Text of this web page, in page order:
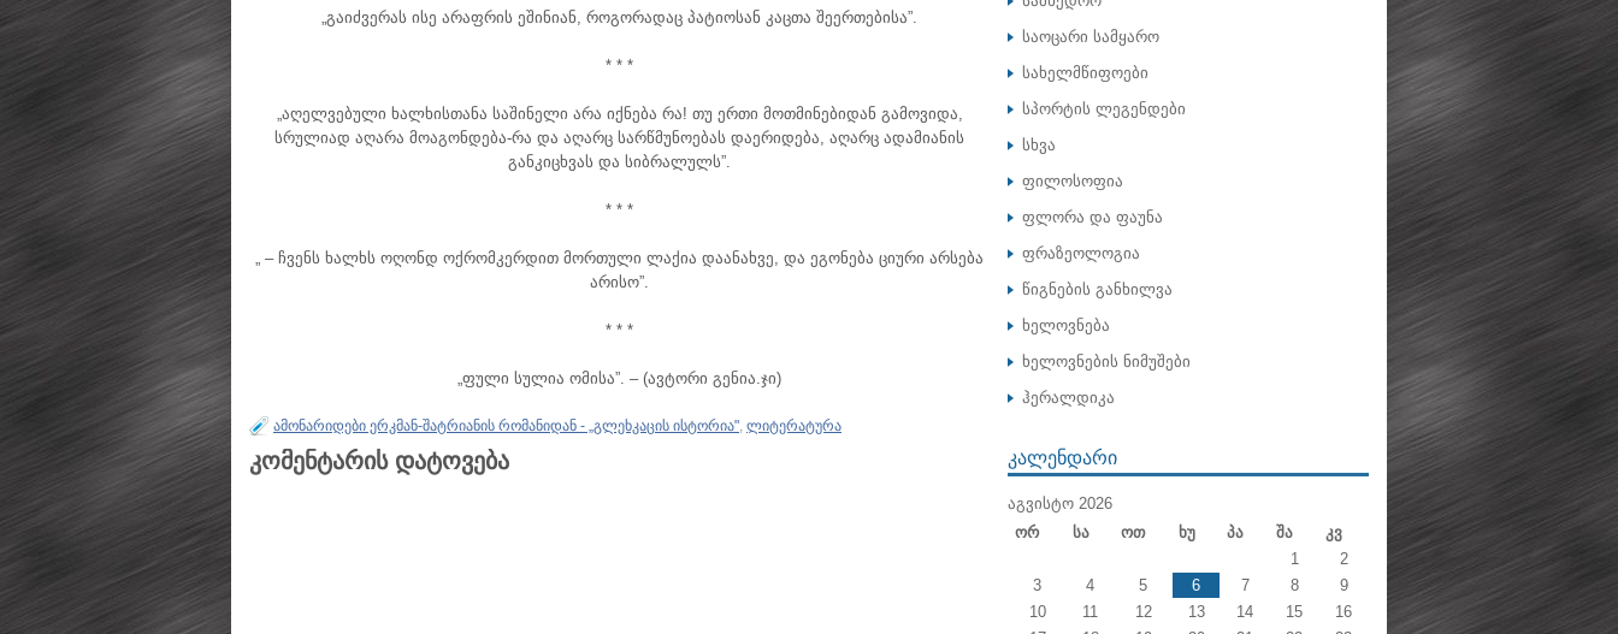
„გაიძვერას ისე არაფრის ეშინიან, როგორადაც პატიოსან კაცთა შეერთებისა”.
* * *
„აღელვებული ხალხისთანა საშინელი არა იქნება რა! თუ ერთი მოთმინებიდან გამოვიდა,
სრულიად აღარა მოაგონდება-რა და აღარც სარწმუნოებას დაერიდება, აღარც ადამიანის
განკიცხვას და სიბრალულს”.
* * *
„ – ჩვენს ხალხს ოღონდ ოქრომკერდით მორთული ლაქია დაანახვე, და ეგონება ციური არსება
არისო”.
* * *
„ფული სულია ომისა”. – (ავტორი გენია.ჯი)
ამონარიდები ერკმან-შატრიანის რომანიდან - „გლეხკაცის ისტორია", ლიტერატურა
კომენტარის დატოვება
საოცარი სამყარო
სახელმწიფოები
სპორტის ლეგენდები
სხვა
ფილოსოფია
ფლორა და ფაუნა
ფრაზეოლოგია
წიგნების განხილვა
ხელოვნება
ხელოვნების ნიმუშები
ჰერალდიკა
ᲙᲐᲚᲔᲜᲓᲐᲠᲘ
ᲐᲒᲕᲘᲡᲢᲝ 2026
Ორ
Სა Ოთ Ხუ Პა Შა
Კვ
1
2
3
4 5 6 7 8
9
10
11 12 13 14 15
16